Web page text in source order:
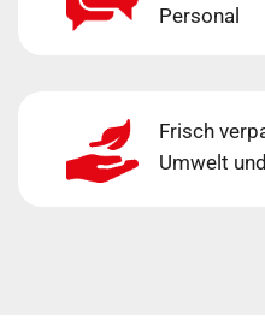
Personal
Frisch
Umwelt